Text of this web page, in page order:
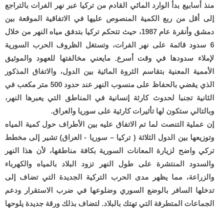
منذ أسابيع بدأ الوارد المائي القادم من تركيا عبر نهر الفرات بالتراجع
إلى أقل من ربع الكمية المنصوص عليها في الاتفاقية الموقعة بين
دمشق وأنقرة عام 1987، حيث تتحكم تركيا بتدفق مياه النهر من خلال
6 سدود قائمة على نهر الفرات، وتستغل الظروف الحرب السورية
لإملاء سدودها في وقت أسرع. مايعني مخالفتها للعهود والموثيق
الأممية المعنية بتقاسم الثروة المائية بين الدول، وا لاتفاق المذكور
الذي يقضي بالحفاظ على منسوب النهر عند حدود 500 متر مكعب في
الثانية تجنبا لحدوث كارثة إنسانية في المناطق التي يعبرها النهر،
وبالتالي ستكون لها تأثيرات كارثية على سوريا والعراق.
إن عملية التنصت لما تم الاتفاق عليه بين الأطراف حول كمية المياه
وتوزيعها بين الدول الثلاثة ( تركيا – سوريا - العراق) تشير إلى مخطط
تركي واضح لزيارة المعانات السورية بكافة مناطقها، لأن هذا النهر
والسدود المنتشرة على طول النهر تزود البلاد بالمياه والكهرباء
والزراعة، مما يظهر مدى الحرب التركية الجديدة التي تضاف إلى
تدخلها السافر بالوضع السوري وضلوعها في ضرب الاستقرار ودعم
الجماعات المتطرفة التي تهتك بالبلاد. لتضاف بذلك ورقة جديدة يلوحها